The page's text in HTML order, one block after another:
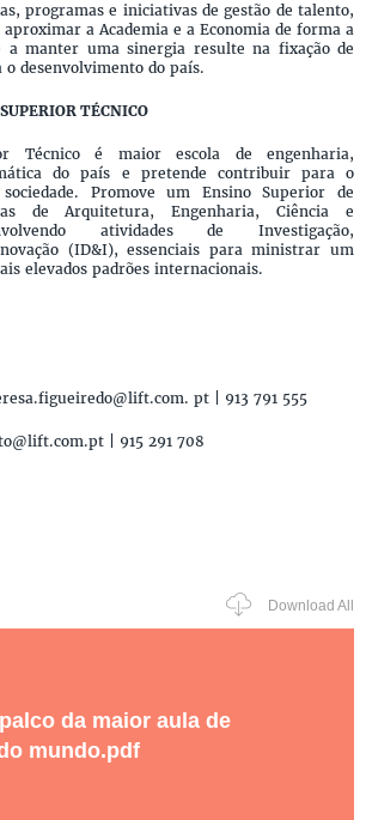
programas e iniciativas de gestão de talento,
a Academia e a Economia de forma a
manter uma sinergia resulte na fixação de
desenvolvimento do país.
TÉCNICO
Técnico é maior escola de engenharia,
do país e pretende contribuir para o
Promove um Ensino Superior de
de Arquitetura, Engenharia, Ciência e
atividades de Investigação,
(ID&I), essenciais para ministrar um
elevados padrões internacionais.
pt | 913 791 555
| 915 291 708
Download All
da maior aula de
mundo.pdf